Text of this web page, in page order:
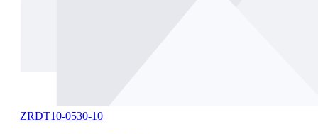
ZRDT10-0530-10